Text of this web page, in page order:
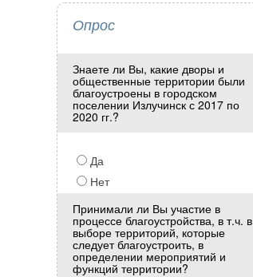
Опрос
Знаете ли Вы, какие дворы и
общественные территории были
благоустроены в городском
поселении Излучинск с 2017 по
2020 гг.?
Да
Нет
Принимали ли Вы участие в
процессе благоустройства, в т.ч. в
выборе территорий, которые
следует благоустроить, в
определении мероприятий и
функций территории?